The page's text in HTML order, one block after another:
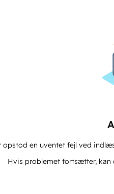
opstod en uventet fejl ved
Hvis problemet fortsætter, kan